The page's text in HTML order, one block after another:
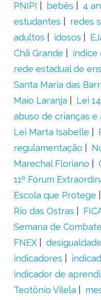
PNIPI
bebês 4
estudantes
redes
adultos
idosos
Chã Grande
índice
rede estadual de
Santa Maria das
Maio Laranja
Lei
abuso de crianças
Lei Marta Isabelle
regulamentação
Marechal Floriano
11º Fórum
Escola que Protege
Rio das Ostras
Semana de
FNEX
indicadores
indicador de
Teotônio Vilela